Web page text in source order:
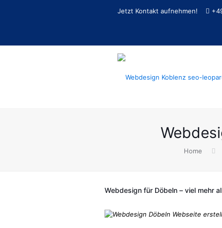
Jetzt Kontakt aufnehmen!
Home
Webdesign für Döbeln – viel mehr